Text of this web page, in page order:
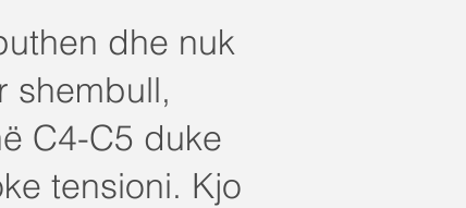
dhe nuk
shembull,
C4-C5 duke
tensioni. Kjo